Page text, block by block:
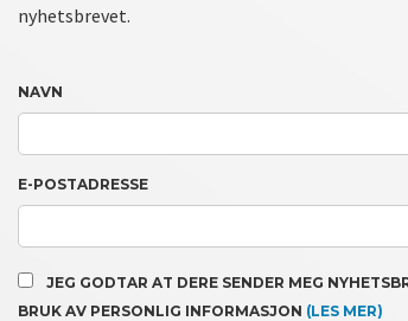
nyhetsbrevet.
NAVN
E-POSTADRESSE
JEG GODTAR AT DERE SENDER MEG
BRUK AV PERSONLIG INFORMASJON (LES MER)